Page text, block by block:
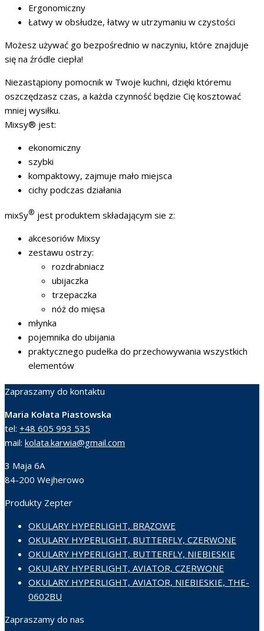
Ergonomiczny
Łatwy w obsłudze, łatwy w utrzymaniu w czystości
Możesz używać go bezpośrednio w naczyniu, które znajduje
się na źródle ciepła!
Niezastąpiony pomocnik w Twoje kuchni, dzięki któremu
oszczędzasz czas, a każda czynność będzie Cię kosztować
mniej wysiłku.
Mixsy® jest:
ekonomiczny
szybki
kompaktowy, zajmuje mało miejsca
cichy podczas działania
mixSy® jest produktem składającym sie z:
akcesoriów Mixsy
zestawu ostrzy:
rozdrabniacz
ubijaczka
trzepaczka
nóż do mięsa
młynka
pojemnika do ubijania
praktycznego pudełka do przechowywania wszystkich
elementów
Zapraszamy do kontaktu
Maria Kołata Piastowska
tel: +48 605 993 535
mail: kolata.karwia@gmail.com
3 Maja 6A
84-200 Wejherowo
Produkty Zepter
OKULARY HYPERLIGHT, BRĄZOWE
OKULARY HYPERLIGHT, BUTTERFLY, CZERWONE
OKULARY HYPERLIGHT, BUTTERFLY, NIEBIESKIE
OKULARY HYPERLIGHT, AVIATOR, CZERWONE
OKULARY HYPERLIGHT, AVIATOR, NIEBIESKIE, THE-
0602BU
Zapraszamy do nas